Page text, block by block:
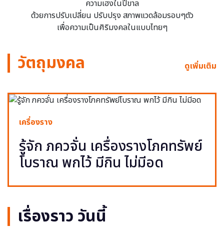
ความเฮงในปีขาล
ด้วยการปรับเปลี่ยน ปรับปรุง สภาพแวดล้อมรอบๆตัว
เพื่อความเป็นศิริมงคลในแบบไทยๆ
วัตถุมงคล ดูเพิ่มเติม
เครื่องราง
รู้จัก ภควจั่น เครื่องรางโภคทรัพย์
โบราณ พกไว้ มีกิน ไม่มีอด
เรื่องราว วันนี้